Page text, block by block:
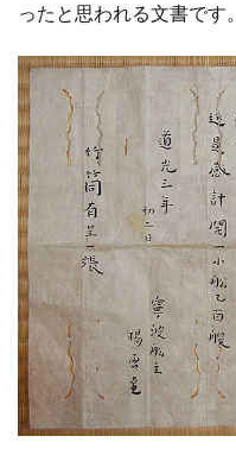
ったと思われる文書です。